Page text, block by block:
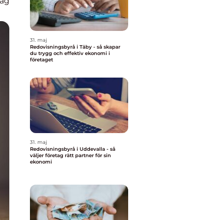
31. maj
Redovisningsbyrå i Täby - så skapar
du trygg och effektiv ekonomi i
företaget
31. maj
Redovisningsbyrå i Uddevalla - så
väljer företag rätt partner för sin
ekonomi